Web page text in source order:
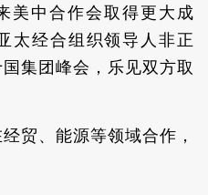
美中合作会取得更大成
太经合组织领导人非正
集团峰会，乐见双方取
贸、能源等领域合作，